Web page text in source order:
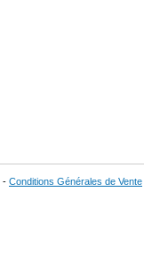
- Conditions Générales de Vente